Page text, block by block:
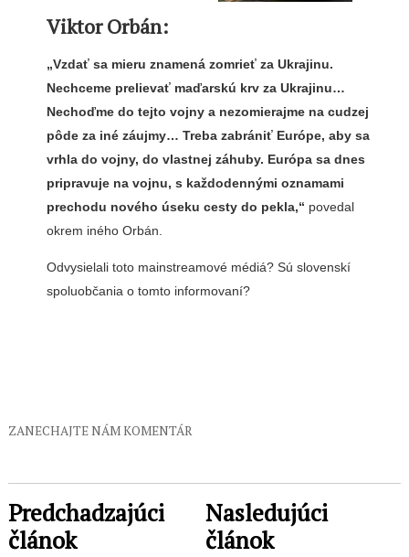
Viktor Orbán:
„Vzdať sa mieru znamená zomrieť za Ukrajinu.
Nechceme prelievať maďarskú krv za Ukrajinu…
Nechoďme do tejto vojny a nezomierajme na cudzej
pôde za iné záujmy… Treba zabrániť Európe, aby sa
vrhla do vojny, do vlastnej záhuby. Európa sa dnes
pripravuje na vojnu, s každodennými oznamami
prechodu nového úseku cesty do pekla,“ povedal
okrem iného Orbán.
Odvysielali toto mainstreamové médiá? Sú slovenskí
spoluobčania o tomto informovaní?
ZANECHAJTE NÁM KOMENTÁR
Predchadzajúci
článok
Nasledujúci
článok